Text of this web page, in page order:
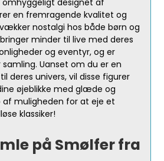
omhyggeligt designet af
en fremragende kvalitet og
nostalgi hos både børn og
minder til live med deres
og eventyr, og er
Uanset om du er en
deres univers, vil disse figurer
øjeblikke med glæde og
af muligheden for at eje et
klassiker!
på Smølfer fra